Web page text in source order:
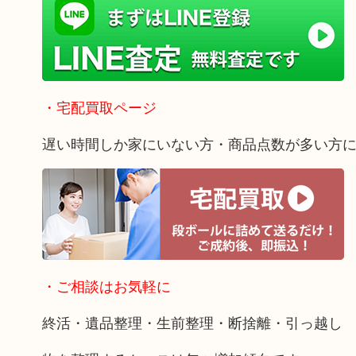
・宅配買取ページ
遅い時間しか家にいない方・商品点数が多い方
・ご相談はお気軽に
終活・遺品整理・生前整理・断捨離・引っ越し